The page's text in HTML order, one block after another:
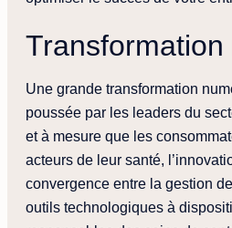
Une grande transformation
poussée par les leaders du
et à mesure que les
acteurs de leur santé,
convergence entre la gestion
outils technologiques à